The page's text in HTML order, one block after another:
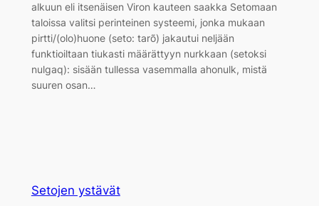
alkuun eli itsenäisen Viron kauteen saakka Setomaan
taloissa valitsi perinteinen systeemi, jonka mukaan
pirtti/(olo)huone (seto: tarõ) jakautui neljään
funktioiltaan tiukasti määrättyyn nurkkaan (setoksi
nulgaq): sisään tullessa vasemmalla ahonulk, mistä
suuren osan…
Setojen ystävät